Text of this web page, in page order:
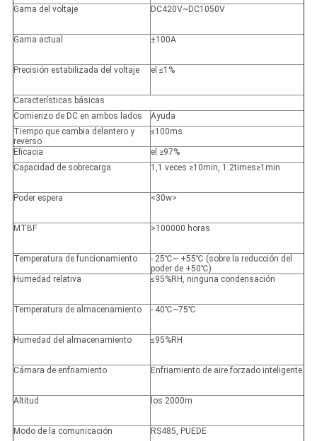
Gama del voltaje
DC420V~DC1050V
Gama actual ±100A
Precisión estabilizada del voltaje el ≤1%
Características básicas
Comienzo de DC en ambos lados
Ayuda
Tiempo que cambia delantero y
reverso
≤100ms
Eficacia
el ≥97%
Capacidad de sobrecarga
1,1 veces ≥10min, 1.2times≥1min
Poder espera <30w>
MTBF >100000 horas
Temperatura de funcionamiento
- 25℃~ +55℃ (sobre la reducción del
poder de +50℃)
Humedad relativa
≤95%RH, ninguna condensación
Temperatura de almacenamiento - 40℃~75℃
Humedad del almacenamiento ≤95%RH
Cámara de enfriamiento Enfriamiento de aire forzado inteligente
Altitud los 2000m
Modo de la comunicación
RS485, PUEDE